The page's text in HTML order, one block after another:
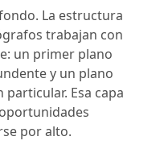
La estructura
trabajan con
un primer plano
y un plano
Esa capa
por alto.